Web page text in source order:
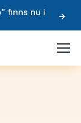
finns nu i